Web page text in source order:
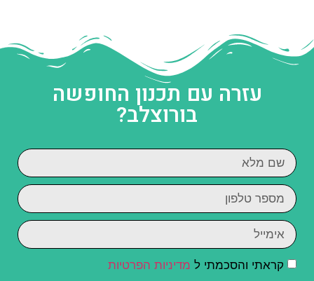
עזרה עם תכנון החופשה
בורוצלב?
קראתי והסכמתי ל מדיניות הפרטיות